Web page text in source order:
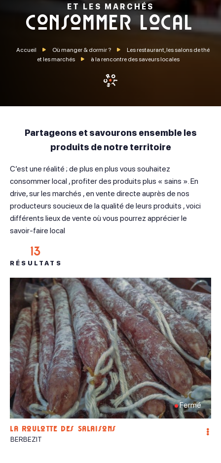
ET LES MARCHÉS
consommer local
Accueil Où manger & dormir ?
Les restaurant, les salons de thé
et les marchés
à la rencontre des saveurs locales
Faire défiler la page
Partageons et savourons ensemble les
produits de notre territoire
C’est une réalité ; de plus en plus vous souhaitez
consommer local , profiter des produits plus « sains ». En
drive, sur les marchés , en vente directe auprès de nos
producteurs soucieux de la qualité de leurs produits , voici
différents lieux de vente où vous pourrez apprécier le
savoir-faire local
13
RÉSULTATS
Fermé
La Roulotte des Salaisons
BERBEZIT